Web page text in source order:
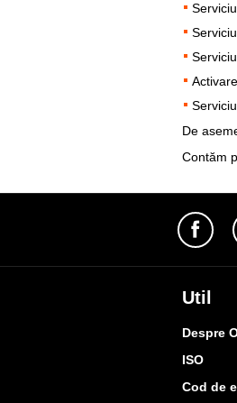
De
Contăm
Util
Despre
ISO
Cod de